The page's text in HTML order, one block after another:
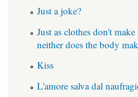
Just a joke?
Just as clothes don't
neither does the body
Kiss
L'amore salva dal